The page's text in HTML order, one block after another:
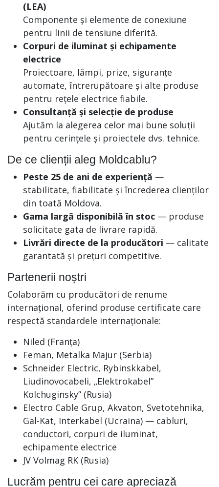
(LEA)
Componente și elemente de conexiune
pentru linii de tensiune diferită.
Corpuri de iluminat și echipamente
electrice
Proiectoare, lămpi, prize, siguranțe
automate, întrerupătoare și alte produse
pentru rețele electrice fiabile.
Consultanță și selecție de produse
Ajutăm la alegerea celor mai bune soluții
pentru cerințele și proiectele dvs. tehnice.
De ce clienții aleg Moldcablu?
Peste 25 de ani de experiență —
stabilitate, fiabilitate și încrederea clienților
din toată Moldova.
Gama largă disponibilă în stoc — produse
solicitate gata de livrare rapidă.
Livrări directe de la producători — calitate
garantată și prețuri competitive.
Partenerii noștri
Colaborăm cu producători de renume
internațional, oferind produse certificate care
respectă standardele internaționale:
Niled (Franța)
Feman, Metalka Majur (Serbia)
Schneider Electric, Rybinskkabel,
Liudinovocabeli, „Elektrokabel”
Kolchuginsky” (Rusia)
Electro Cable Grup, Akvaton, Svetotehnika,
Gal-Kat, Interkabel (Ucraina) — cabluri,
conductori, corpuri de iluminat,
echipamente electrice
JV Volmag RK (Rusia)
Lucrăm pentru cei care apreciază